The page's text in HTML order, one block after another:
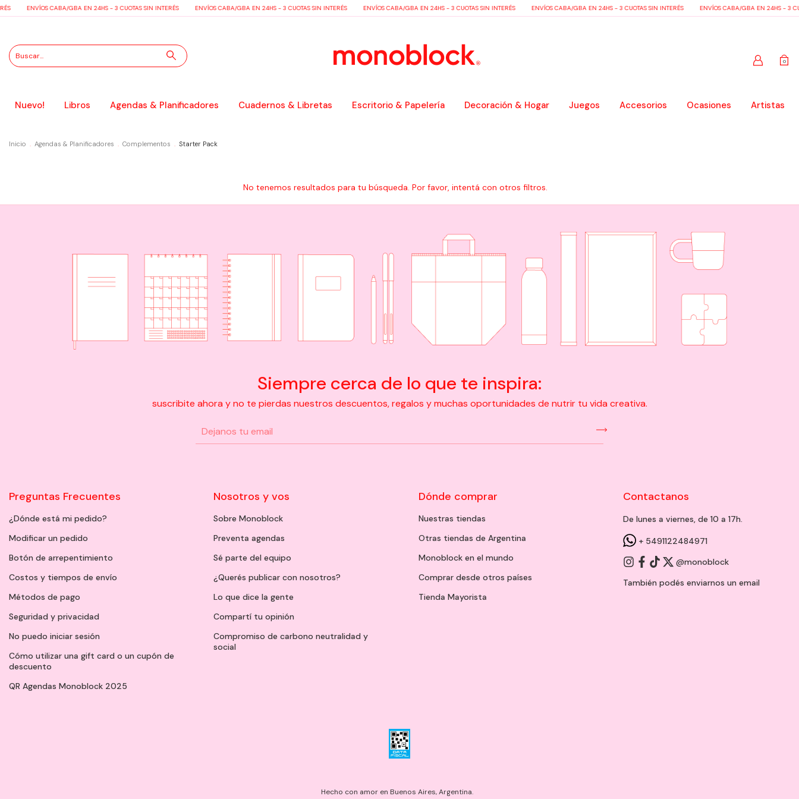
ENVÍOS CABA/GBA EN 24HS - 3 CUOTAS SIN INTERÉS ENVÍOS CABA/GBA EN 24HS - 3 CUOTAS SIN INTERÉS ENVÍOS CABA/GBA EN 24HS - 3 CUOTAS SIN INTERÉS ENVÍOS CABA/GBA EN 24HS - 3 CUOTAS SIN INTERÉS ENVÍOS CABA/GBA EN 24HS - 3
0
Nuevo! Libros Agendas & Planificadores Cuadernos & Libretas Escritorio & Papelería Decoración & Hogar Juegos Accesorios Ocasiones Artistas
Inicio . Agendas & Planificadores . Complementos . Starter Pack
No tenemos resultados para tu búsqueda. Por favor, intentá con otros filtros.
Siempre cerca de lo que te inspira:
suscribite ahora y no te pierdas nuestros descuentos, regalos y muchas oportunidades de nutrir tu vida creativa.
Preguntas Frecuentes
¿Dónde está mi pedido?
Modificar un pedido
Botón de arrepentimiento
Costos y tiempos de envío
Métodos de pago
Seguridad y privacidad
No puedo iniciar sesión
Cómo utilizar una gift card o un cupón de
descuento
QR Agendas Monoblock 2025
Nosotros y vos
Sobre Monoblock
Preventa agendas
Sé parte del equipo
¿Querés publicar con nosotros?
Lo que dice la gente
Compartí tu opinión
Compromiso de carbono neutralidad y
social
Dónde comprar
Nuestras tiendas
Otras tiendas de Argentina
Monoblock en el mundo
Comprar desde otros países
Tienda Mayorista
Contactanos
De lunes a viernes, de 10 a 17h.
+ 5491122484971
@monoblock
También podés enviarnos un email
Hecho con amor en Buenos Aires, Argentina.